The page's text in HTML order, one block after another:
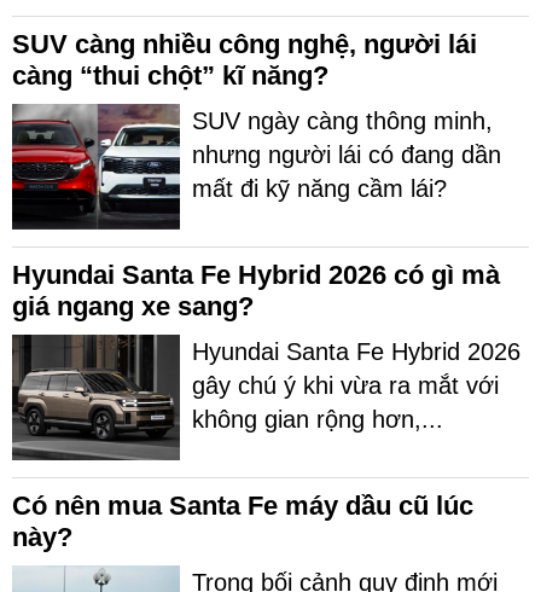
SUV càng nhiều công nghệ, người lái
càng “thui chột” kĩ năng?
SUV ngày càng thông minh,
nhưng người lái có đang dần
mất đi kỹ năng cầm lái?
Hyundai Santa Fe Hybrid 2026 có gì mà
giá ngang xe sang?
Hyundai Santa Fe Hybrid 2026
gây chú ý khi vừa ra mắt với
không gian rộng hơn,...
Có nên mua Santa Fe máy dầu cũ lúc
này?
Trong bối cảnh quy định mới